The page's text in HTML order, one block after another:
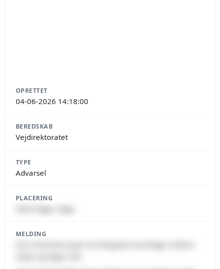
OPRETTET
04-06-2026 14:18:00
BEREDSKAB
Vejdirektoratet
TYPE
Advarsel
PLACERING
MELDING